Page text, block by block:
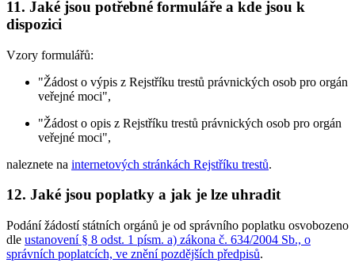
11. Jaké jsou potřebné formuláře a kde jsou k
dispozici
Vzory formulářů:
"Žádost o výpis z Rejstříku trestů právnických osob pro orgán
veřejné moci",
"Žádost o opis z Rejstříku trestů právnických osob pro orgán
veřejné moci",
naleznete na internetových stránkách Rejstříku trestů.
12. Jaké jsou poplatky a jak je lze uhradit
Podání žádostí státních orgánů je od správního poplatku osvobozeno
dle ustanovení § 8 odst. 1 písm. a) zákona č. 634/2004 Sb., o
správních poplatcích, ve znění pozdějších předpisů.